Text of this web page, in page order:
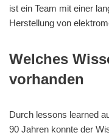
ist ein Team mit einer
Herstellung von
Welches
vorhanden
Durch lessons learned
90 Jahren konnte der